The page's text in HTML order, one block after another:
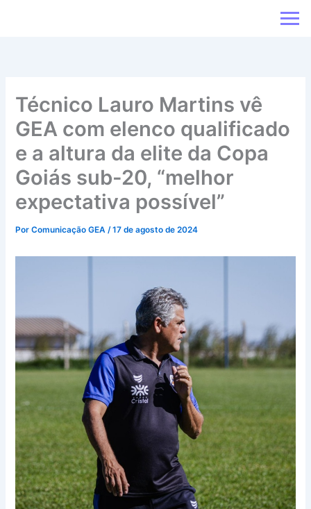
Técnico Lauro Martins vê
GEA com elenco qualificado
e a altura da elite da Copa
Goiás sub-20, “melhor
expectativa possível”
PorComunicação GEA/17 de agosto de 2024